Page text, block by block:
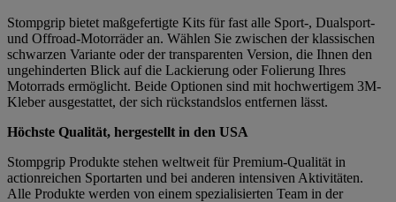
Stompgrip bietet maßgefertigte Kits für fast alle Sport-, Dualsport-
und Offroad-Motorräder an. Wählen Sie zwischen der klassischen
schwarzen Variante oder der transparenten Version, die Ihnen den
ungehinderten Blick auf die Lackierung oder Folierung Ihres
Motorrads ermöglicht. Beide Optionen sind mit hochwertigem 3M-
Kleber ausgestattet, der sich rückstandslos entfernen lässt.
Höchste Qualität, hergestellt in den USA
Stompgrip Produkte stehen weltweit für Premium-Qualität in
actionreichen Sportarten und bei anderen intensiven Aktivitäten.
Alle Produkte werden von einem spezialisierten Team in der